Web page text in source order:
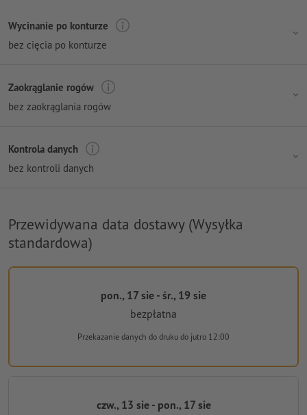
Wycinanie po konturze
bez cięcia po konturze
Zaokrąglanie rogów
bez zaokrąglania rogów
Kontrola danych
bez kontroli danych
Przewidywana data dostawy (Wysyłka
standardowa)
pon., 17 sie - śr., 19 sie
bezpłatna
Przekazanie danych do druku do jutro 12:00
czw., 13 sie - pon., 17 sie